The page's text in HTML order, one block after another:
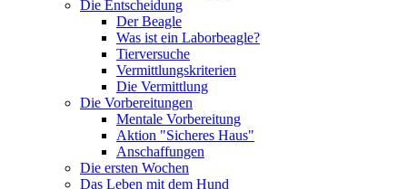
Die Entscheidung
Der Beagle
Was ist ein Laborbeagle?
Tierversuche
Vermittlungskriterien
Die Vermittlung
Die Vorbereitungen
Mentale Vorbereitung
Aktion "Sicheres Haus"
Anschaffungen
Die ersten Wochen
Das Leben mit dem Hund